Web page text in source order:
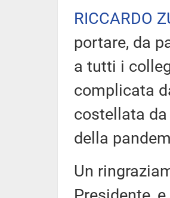
RICCARDO
portare, da
a tutti i
complicata
costellata
della
Un